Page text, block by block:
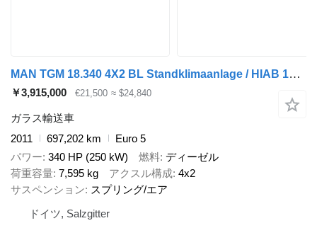
MAN TGM 18.340 4X2 BL Standklimaanlage / HIAB 144 B-3 HIDUO
￥3,915,000 €21,500 ≈ $24,840
ガラス輸送車
2011
697,202 km
Euro 5
パワー 340 HP (250 kW) 燃料 ディーゼル
荷重容量 7,595 kg アクスル構成 4x2
サスペンション
スプリング/エア
ドイツ, Salzgitter